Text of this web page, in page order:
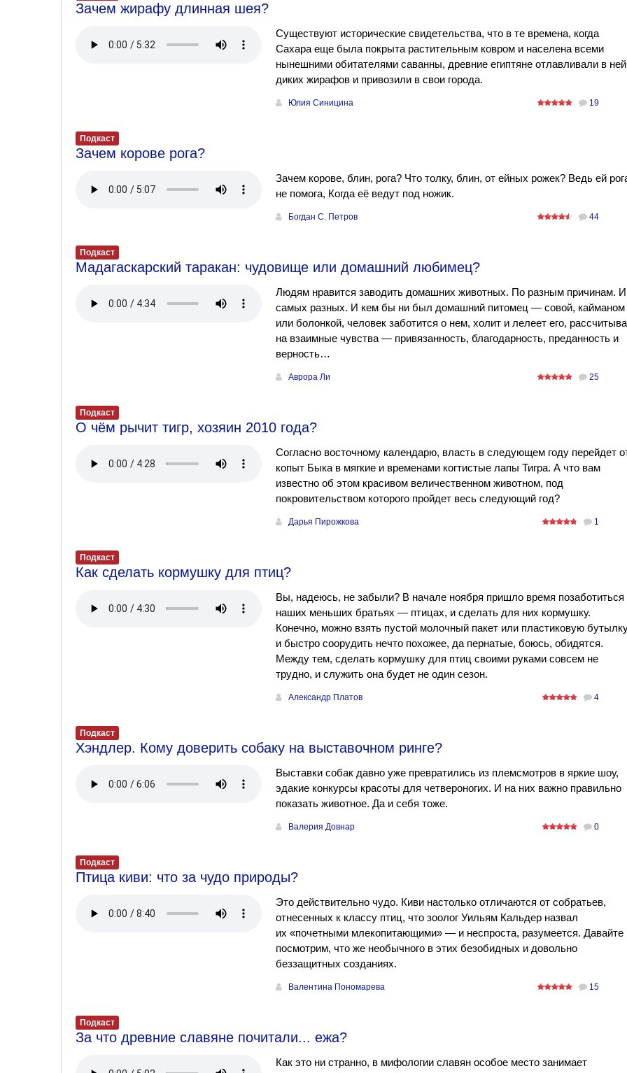
Зачем жирафу длинная шея?
Существуют исторические свидетельства, что в те времена, когда
Сахара еще была покрыта растительным ковром и населена всеми
нынешними обитателями саванны, древние египтяне отлавливали в ней
диких жирафов и привозили в свои города.
Юлия Синицина 19
Подкаст
Зачем корове рога?
Зачем корове, блин, рога? Что толку, блин, от ейных рожек? Ведь ей
не помога, Когда её ведут под ножик.
Богдан С. Петров 44
Подкаст
Мадагаскарский таракан: чудовище или домашний любимец?
Людям нравится заводить домашних животных. По разным причинам. И
самых разных. И кем бы ни был домашний питомец — совой, кайманом
или болонкой, человек заботится о нем, холит и лелеет его,
на взаимные чувства — привязанность, благодарность, преданность и
верность…
Аврора Ли 25
Подкаст
О чём рычит тигр, хозяин 2010 года?
Согласно восточному календарю, власть в следующем году перейдет
копыт Быка в мягкие и временами когтистые лапы Тигра. А что вам
известно об этом красивом величественном животном, под
покровительством которого пройдет весь следующий год?
Дарья Пирожкова 1
Подкаст
Как сделать кормушку для птиц?
Вы, надеюсь, не забыли? В начале ноября пришло время позаботиться
наших меньших братьях — птицах, и сделать для них кормушку.
Конечно, можно взять пустой молочный пакет или пластиковую
и быстро соорудить нечто похожее, да пернатые, боюсь, обидятся.
Между тем, сделать кормушку для птиц своими руками совсем не
трудно, и служить она будет не один сезон.
Александр Платов 4
Подкаст
Хэндлер. Кому доверить собаку на выставочном ринге?
Выставки собак давно уже превратились из племсмотров в яркие шоу,
эдакие конкурсы красоты для четвероногих. И на них важно правильно
показать животное. Да и себя тоже.
Валерия Довнар 0
Подкаст
Птица киви: что за чудо природы?
Это действительно чудо. Киви настолько отличаются от собратьев,
отнесенных к классу птиц, что зоолог Уильям Кальдер назвал
их «почетными млекопитающими» — и неспроста, разумеется. Давайте
посмотрим, что же необычного в этих безобидных и довольно
беззащитных созданиях.
Валентина Пономарева 15
Подкаст
За что древние славяне почитали... ежа?
Как это ни странно, в мифологии славян особое место занимает